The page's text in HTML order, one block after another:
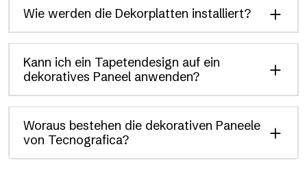
Wie werden die Dekorplatten installiert?
Kann ich ein Tapetendesign auf ein
dekoratives Paneel anwenden?
Woraus bestehen die dekorativen Paneele
von Tecnografica?